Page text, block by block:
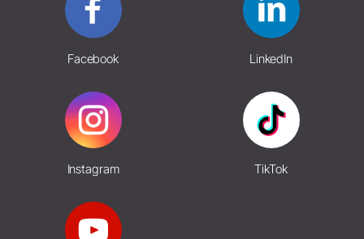
Facebook LinkedIn
Instagram TikTok